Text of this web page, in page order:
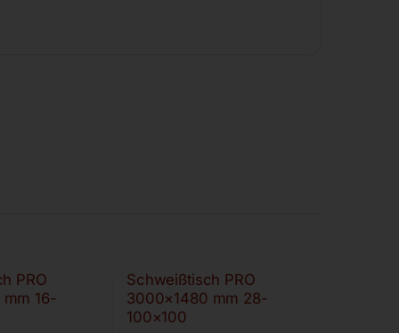
PRO
16-
Schweißtisch PRO
3000×1480 mm 28-
100×100